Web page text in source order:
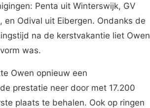
Penta uit Winterswijk, GV
en Odival uit Eibergen. Ondanks de
na de kerstvakantie liet Owen
was.
Owen opnieuw een
prestatie neer door met 17.200
plaats te behalen. Ook op ringen